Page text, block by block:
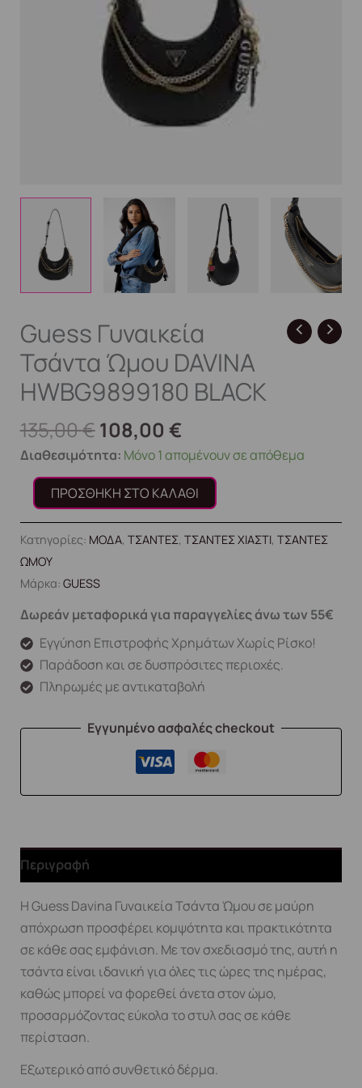
Guess Γυναικεία
Τσάντα Ώμου DAVINA
HWBG9899180 BLACK
135,00€108,00 €
Διαθεσιμότητα: Μόνο 1 απομένουν σε απόθεμα
ΠΡΟΣΘΉΚΗ ΣΤΟ ΚΑΛΆΘΙ
Κατηγορίες: ΜΟΔΑ, ΤΣΑΝΤΕΣ, ΤΣΑΝΤΕΣ ΧΙΑΣΤΙ, ΤΣΑΝΤΕΣ
ΩΜΟΥ
Μάρκα: GUESS
Δωρεάν μεταφορικά για παραγγελίες άνω των 55€
Εγγύηση Επιστροφής Χρημάτων Χωρίς Ρίσκο!
Παράδοση και σε δυσπρόσιτες περιοχές.
Πληρωμές με αντικαταβολή
Εγγυημένο ασφαλές checkout
Περιγραφή
Η Guess Davina Γυναικεία Τσάντα Ώμου σε μαύρη
απόχρωση προσφέρει κομψότητα και πρακτικότητα
σε κάθε σας εμφάνιση. Με τον σχεδιασμό της, αυτή η
τσάντα είναι ιδανική για όλες τις ώρες της ημέρας,
καθώς μπορεί να φορεθεί άνετα στον ώμο,
προσαρμόζοντας εύκολα το στυλ σας σε κάθε
περίσταση.
Εξωτερικό από συνθετικό δέρμα.